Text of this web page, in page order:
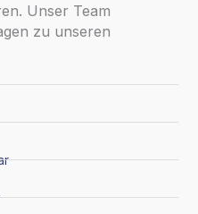
Unser Team
zu unseren